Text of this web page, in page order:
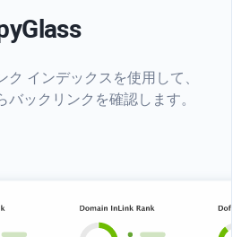
ク インデックスを使用して、
バックリンクを確認します。